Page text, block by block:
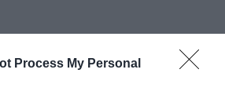
Process My Personal